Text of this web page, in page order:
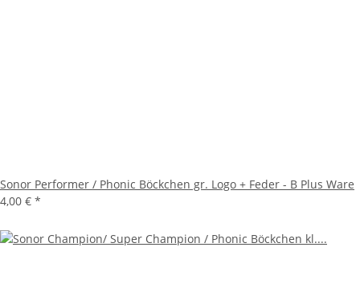
Sonor Performer / Phonic Böckchen gr. Logo + Feder - B Plus Ware
4,00 € *